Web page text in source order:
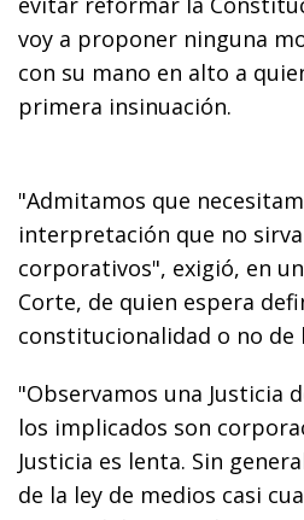
voy a proponer ninguna
con su mano en alto a
primera insinuación.
"Admitamos que
interpretación que no
corporativos", exigió, en
Corte, de quien espera
constitucionalidad o no de
"Observamos una Justicia
los implicados son
Justicia es lenta. Sin
de la ley de medios casi